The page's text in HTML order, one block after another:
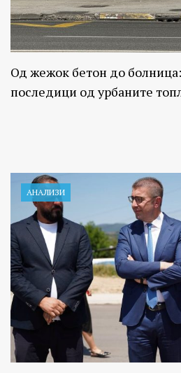
Од жежок бетон до
последици од урбаните
АНАЛИЗИ